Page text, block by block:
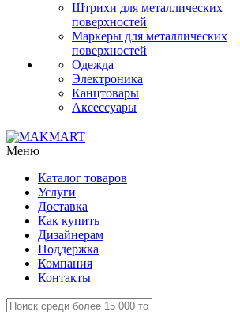
Штрихи для металлических
поверхностей
Маркеры для металлических
поверхностей
Одежда
Электроника
Канцтовары
Аксессуары
Меню
Каталог товаров
Услуги
Доставка
Как купить
Дизайнерам
Поддержка
Компания
Контакты